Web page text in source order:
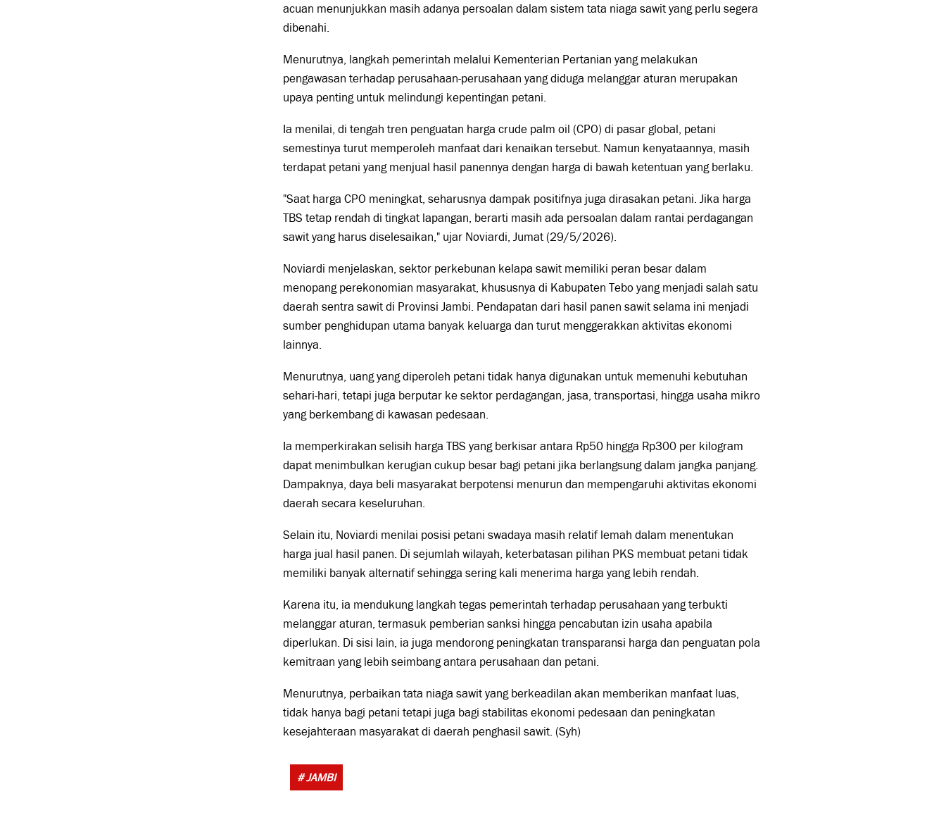
acuan menunjukkan masih adanya persoalan dalam sistem tata niaga sawit yang perlu segera
dibenahi.
Menurutnya, langkah pemerintah melalui Kementerian Pertanian yang melakukan
pengawasan terhadap perusahaan-perusahaan yang diduga melanggar aturan merupakan
upaya penting untuk melindungi kepentingan petani.
Ia menilai, di tengah tren penguatan harga crude palm oil (CPO) di pasar global, petani
semestinya turut memperoleh manfaat dari kenaikan tersebut. Namun kenyataannya, masih
terdapat petani yang menjual hasil panennya dengan harga di bawah ketentuan yang berlaku.
"Saat harga CPO meningkat, seharusnya dampak positifnya juga dirasakan petani. Jika harga
TBS tetap rendah di tingkat lapangan, berarti masih ada persoalan dalam rantai perdagangan
sawit yang harus diselesaikan," ujar Noviardi, Jumat (29/5/2026).
Noviardi menjelaskan, sektor perkebunan kelapa sawit memiliki peran besar dalam
menopang perekonomian masyarakat, khususnya di Kabupaten Tebo yang menjadi salah satu
daerah sentra sawit di Provinsi Jambi. Pendapatan dari hasil panen sawit selama ini menjadi
sumber penghidupan utama banyak keluarga dan turut menggerakkan aktivitas ekonomi
lainnya.
Menurutnya, uang yang diperoleh petani tidak hanya digunakan untuk memenuhi kebutuhan
sehari-hari, tetapi juga berputar ke sektor perdagangan, jasa, transportasi, hingga usaha mikro
yang berkembang di kawasan pedesaan.
Ia memperkirakan selisih harga TBS yang berkisar antara Rp50 hingga Rp300 per kilogram
dapat menimbulkan kerugian cukup besar bagi petani jika berlangsung dalam jangka panjang.
Dampaknya, daya beli masyarakat berpotensi menurun dan mempengaruhi aktivitas ekonomi
daerah secara keseluruhan.
Selain itu, Noviardi menilai posisi petani swadaya masih relatif lemah dalam menentukan
harga jual hasil panen. Di sejumlah wilayah, keterbatasan pilihan PKS membuat petani tidak
memiliki banyak alternatif sehingga sering kali menerima harga yang lebih rendah.
Karena itu, ia mendukung langkah tegas pemerintah terhadap perusahaan yang terbukti
melanggar aturan, termasuk pemberian sanksi hingga pencabutan izin usaha apabila
diperlukan. Di sisi lain, ia juga mendorong peningkatan transparansi harga dan penguatan pola
kemitraan yang lebih seimbang antara perusahaan dan petani.
Menurutnya, perbaikan tata niaga sawit yang berkeadilan akan memberikan manfaat luas,
tidak hanya bagi petani tetapi juga bagi stabilitas ekonomi pedesaan dan peningkatan
kesejahteraan masyarakat di daerah penghasil sawit. (Syh)
# JAMBI